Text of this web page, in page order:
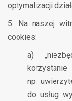
optymalizacji
5. Na naszej
cookies:
a)
korzystanie
np.
do usług